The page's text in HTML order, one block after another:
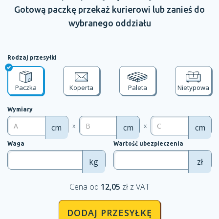
Gotową paczkę przekaż kurierowi lub zanieś do
wybranego oddziału
Rodzaj przesyłki
Paczka Koperta Paleta Nietypowa
Wymiary
cm x cm x cm
Waga
kg
Wartość ubezpieczenia
zł
Cena od 12,05 zł z VAT
DODAJ PRZESYŁKĘ